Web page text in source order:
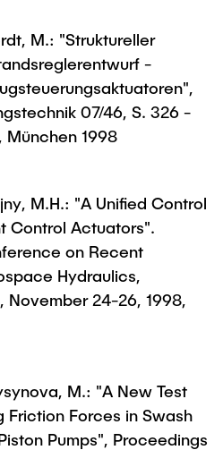
M.: "Struktureller
-
07/46, S. 326 -
München 1998
M.H.: "A Unified Control
Control Actuators".
on Recent
Hydraulics,
November 24-26, 1998,
M.: "A New Test
Friction Forces in Swash
Pumps", Proceedings